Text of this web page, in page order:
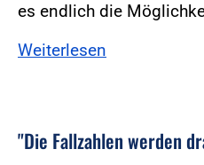
es endlich die
Weiterlesen
"Die Fallzahlen werden